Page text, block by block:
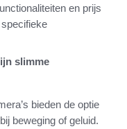
en prijs
slimme
bieden de optie
beweging of geluid.